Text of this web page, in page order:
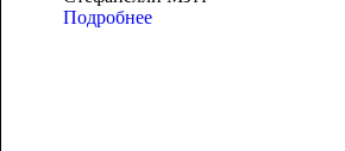
Подробнее